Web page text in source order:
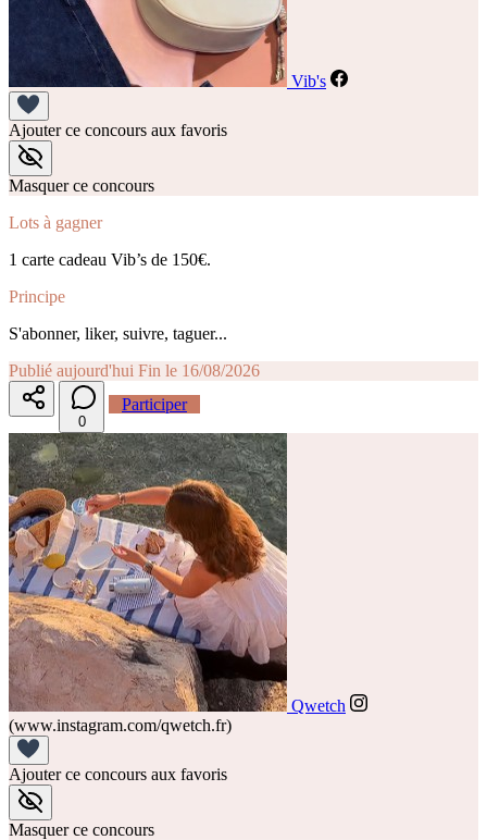
Vib's
Ajouter ce concours aux favoris
Masquer ce concours
Lots à gagner
1 carte cadeau Vib’s de 150€.
Principe
S'abonner, liker, suivre, taguer...
Publié aujourd'hui Fin le 16/08/2026
0
Participer
Qwetch
(www.instagram.com/qwetch.fr)
Ajouter ce concours aux favoris
Masquer ce concours